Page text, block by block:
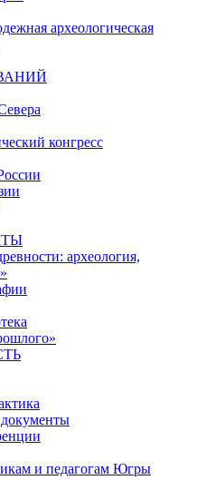
археологическая
конгресс
археология,
и педагогам Югры